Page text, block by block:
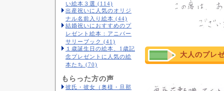
い絵本３選 (114)
出産祝いに人気のオリジ
ナル名前入り絵本 (44)
結婚祝いにおすすめのプ
レゼント絵本：アニバー
サリーブック (41)
１歳誕生日の絵本、1歳記
念プレゼントに人気の絵
本たち (70)
もらった方の声
彼氏・彼女（奥様・旦那
大人のプレ